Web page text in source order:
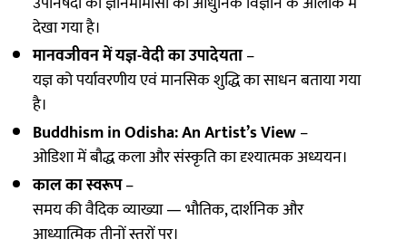
देखा गया है।
मानवजीवन में यज्ञ-वेदी का उपादेयता–
यज्ञ को पर्यावरणीय एवं मानसिक शुद्धि का साधन बताया गया
है।
Buddhism in Odisha: An Artist’s View–
ओडिशा में बौद्ध कला और संस्कृति का दृश्यात्मक अध्ययन।
काल का स्वरूप–
समय की वैदिक व्याख्या — भौतिक, दार्शनिक और
आध्यात्मिक तीनों स्तरों पर।